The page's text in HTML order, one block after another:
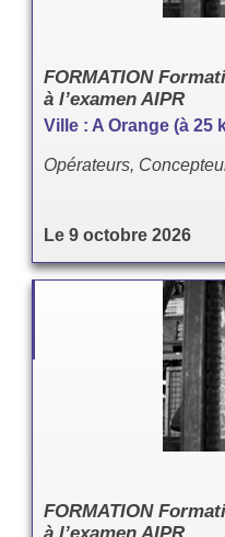
FORMATION
à l’examen AIPR
Ville : A Orange (à 25
Opérateurs,
Le 9 octobre 2026
FORMATION